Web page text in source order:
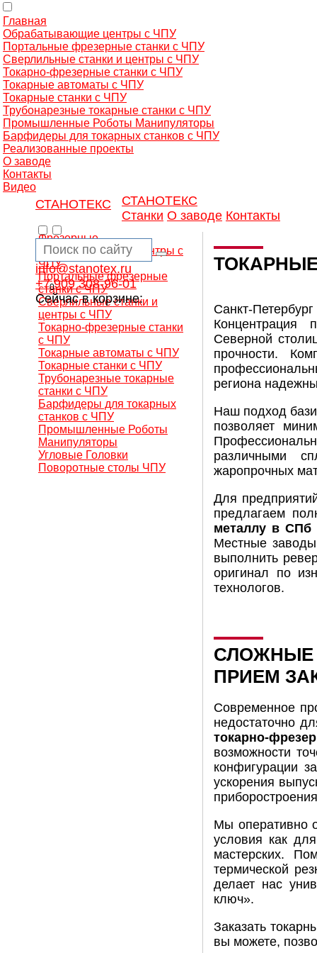
Главная
Обрабатывающие центры с ЧПУ
Портальные фрезерные станки с ЧПУ
Сверлильные станки и центры с ЧПУ
Токарно-фрезерные станки с ЧПУ
Токарные автоматы с ЧПУ
Токарные станки с ЧПУ
Трубонарезные токарные станки с ЧПУ
Промышленные Роботы Манипуляторы
Барфидеры для токарных станков с ЧПУ
Реализованные проекты
О заводе
Контакты
Видео
СТАНОТЕКС
СТАНОТЕКС
Станки О заводе Контакты
info@stanotex.ru
+7 909 308-96-01
Сейчас в корзине:
0
Фрезерные
обрабатывающие центры с
ЧПУ
Портальные фрезерные
станки с ЧПУ
Сверлильные станки и
центры с ЧПУ
Токарно-фрезерные станки
с ЧПУ
Токарные автоматы с ЧПУ
Токарные станки с ЧПУ
Трубонарезные токарные
станки с ЧПУ
Барфидеры для токарных
станков с ЧПУ
Промышленные Роботы
Манипуляторы
Угловые Головки
Поворотные столы ЧПУ
Санкт-
Концентрация
Северной
прочности.
региона
Наш подход
позволяет
различными
жаропрочных
Для
предлагаем
металлу в СПб
Местные заводы
выполнить
оригинал по
технологов.
СЛОЖНЫЕ
ПРИЕМ
Современное
недостаточно
токарно-
возможности
конфигурации
ускорения
Мы оперативно
условия как
мастерских.
термической
делает нас
ключ».
Заказать
вы можете,